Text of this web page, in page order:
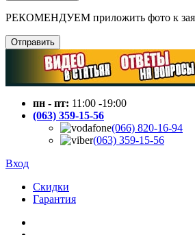
РЕКОМЕНДУЕМ приложить фото к
Отправить
пн - пт: 11:00 -19:00
(063) 359-15-56
(066) 820-16-94
(063) 359-15-56
Вход
Скидки
Гарантия